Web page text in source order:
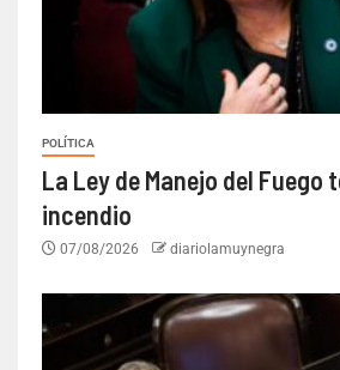
POLÍTICA
La Ley de Manejo del Fuego
incendio
07/08/2026 diariolamuynegra